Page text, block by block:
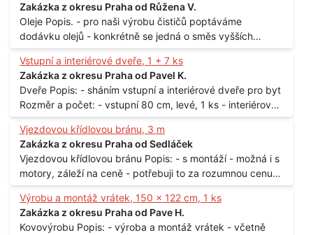
Zakázka z okresu Praha od Růžena V.
Oleje Popis. - pro naši výrobu čističů poptáváme
dodávku olejů - konkrétně se jedná o směs vyšších
mastných kyselin s převahou olejové kyseliny - účelem je
technické využití - hustota při 20°C - cca 870 kg / m3
Balení: - po 190 kg v sudu Množství: - cca 500 kg - roční
spotřeba Lokalita: - Praha
Vstupní a interiérové dveře, 1 + 7 ks
Zakázka z okresu Praha od Pavel K.
Dveře Popis: - sháním vstupní a interiérové dveře pro byt
Rozměr a počet: - vstupní 80 cm, levé, 1 ks - interiérové
80 cm, levé, 2 ks - 80 cm, pravé, 3 ks - 60 cm, levé, 2 ks
Lokalita: - Praha 10
Vjezdovou křídlovou bránu, 3 m
Zakázka z okresu Praha od Sedláček
Vjezdovou křídlovou bránu Popis: - s montáží - možná i s
motory, záleží na ceně - potřebuji to za rozumnou cenu
Materiál: - ocel Množství: - 1 ks Velikost: - 3 m Lokalita: -
Praha
Výrobu a montáž vrátek, 150 x 122 cm, 1 ks
Zakázka z okresu Praha od Pave H.
Kovovýrobu Popis: - výroba a montáž vrátek - včetně